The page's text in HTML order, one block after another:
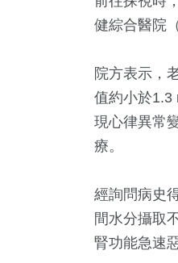
健綜合醫院
院方表示，
值約小於1.3
現心律異常
療。
經詢問病史
間水分攝取
腎功能急速
283+
健康及醫療
福建林
化專區